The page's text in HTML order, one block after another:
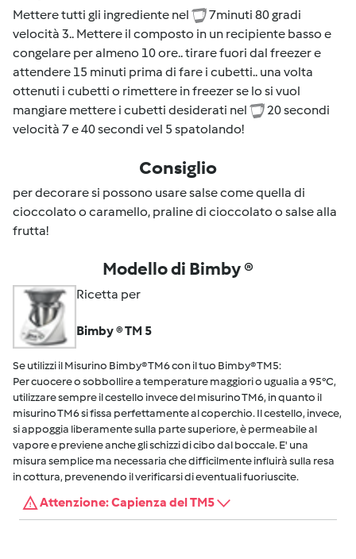
Mettere tutti gli ingrediente nel
7minuti 80 gradi
velocità 3.. Mettere il composto in un recipiente basso e
congelare per almeno 10 ore.. tirare fuori dal freezer e
attendere 15 minuti prima di fare i cubetti.. una volta
ottenuti i cubetti o rimettere in freezer se lo si vuol
mangiare mettere i cubetti desiderati nel
20 secondi
velocità 7 e 40 secondi vel 5 spatolando!
Consiglio
per decorare si possono usare salse come quella di
cioccolato o caramello, praline di cioccolato o salse alla
frutta!
Modello di Bimby ®
Ricetta per
Bimby ® TM 5
Se utilizzi il Misurino Bimby® TM6 con il tuo Bimby® TM5:
Per cuocere o sobbollire a temperature maggiori o ugualia a 95°C,
utilizzare sempre il cestello invece del misurino TM6, in quanto il
misurino TM6 si fissa perfettamente al coperchio. Il cestello, invece,
si appoggia liberamente sulla parte superiore, è permeabile al
vapore e previene anche gli schizzi di cibo dal boccale. E' una
misura semplice ma necessaria che difficilmente influirà sulla resa
in cottura, prevenendo il verificarsi di eventuali fuoriuscite.
Attenzione: Capienza del TM5